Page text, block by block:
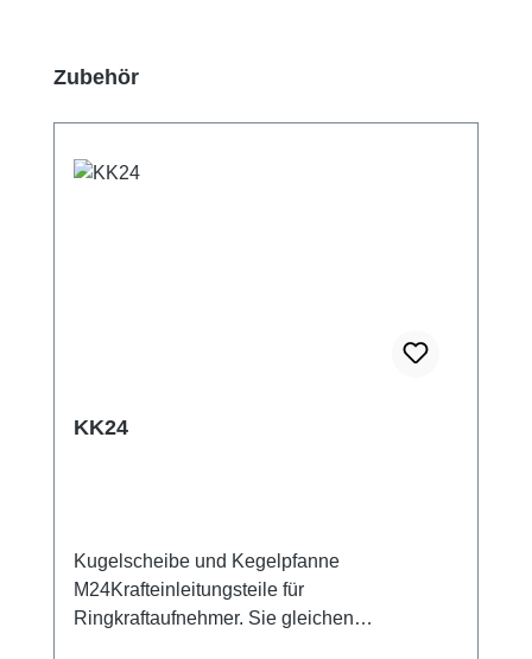
Produktgalerie überspringen
Zubehör
KK24
Kugelscheibe und Kegelpfanne
M24Krafteinleitungsteile für
Ringkraftaufnehmer. Sie gleichen